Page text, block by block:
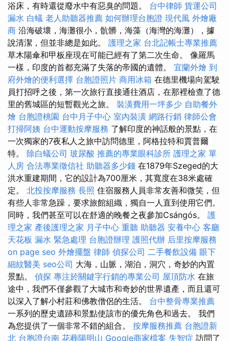
浴床，有時還從廢水中有惡臭的問題。 台中律師 貨運公司
漏水 白蟻 老人助聽器推薦 如何辦理台胞證 現代風 外燴廠
商 沿海破壞，海灘很小，骯髒，海藻（海灣的海灘），據
說清潔，但並非總是如此。 護理之家 台北記帳士專業推薦
草木陽傘和甲板座現在可能已經有了第二次生命。 像羅馬
一樣，印度的首都充滿了失落的帝國的遺體。 宜蘭外燴 到
府外燴的便利選擇 台胞證照片 商用冰箱 在德里機場向駕駛
員打招呼之後，第一次旅行直接通往酒店，在那裡檢查了德
里的舊城區的短暫觀光之旅。 裝潢費用一坪多少 自助餐外
燴 台胞證桃園 台中月子中心 室內裝潢 網路行銷 律師公會
打掃阿姨 台中運動按摩服務 了解印度的神話般的景點，在
一次獨家的7夜私人之旅中訪問德里，阿格拉特和賈普爾
特。 除白蟻公司 玻尿酸 推薦的專業眼科診所 護理之家 單
人房 合法專業徵信社 助聽器多少錢 在1879年Szeged的大
洪水重建期間，它的設計為700厘米，其寬度在38米處確
定。 北投按摩服務 長照 住宿服務人員非常友善和微笑，但
有些人非常急躁，要求旅館組織，獨自一人直到使用它們。
同時，我們甚至可以在舒適的晚餐之夜參加Csángós。 護
理之家 產後護理之家 月子中心 重聽 助聽器 安養中心 客廳
天花板 漏水 緊急處理 台胞證辦理 護照代辦 后里按摩服務
on page seo 外燴擺盤 律師 偵探公司 二手餐飲設備 眼下
細紋醫美 seo公司 大海，山脈，湖泊，洞穴，奇妙的內置
景點。 偵探 專注於關鍵字行銷的專業公司 屋頂防水 在旅
途中，我們不僅參觀了大城市和奇妙的世界遺產，而且還可
以深入了解小村莊和佛教僧侶的生活。 台中整骨專業推薦
一系列的歷史遺跡和景點使該市的優先角色和過去。 我們
為您提供了一個非常不錯的組合。 按摩服務推薦 台胞證新
北 台胞證台南 花葬陽明山 Google商家檔案 失智症 訪問了